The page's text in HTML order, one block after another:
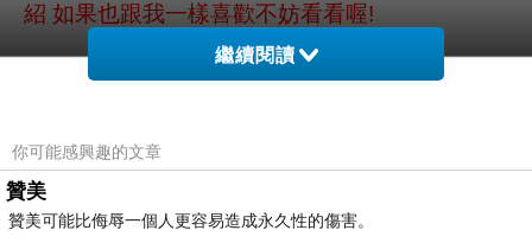
紹 如果也跟我一樣喜歡不妨看看喔!
↓↓↓限量特優價格按鈕↓↓↓
繼續閱讀
你可能感興趣的文章
贊美
贊美可能比侮辱一個人更容易造成永久性的傷害。